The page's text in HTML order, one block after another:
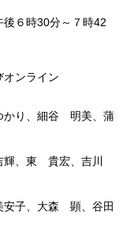
６時30分～７時42
オンライン
り、細谷 明美、蒲
東 貴宏、吉川
、大森 顕、谷田